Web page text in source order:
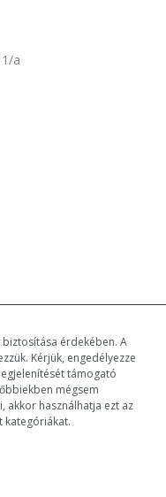
biztosítása érdekében. A
Kérjük, engedélyezze
támogató
mégsem
akkor használhatja ezt az
kategóriákat.
a